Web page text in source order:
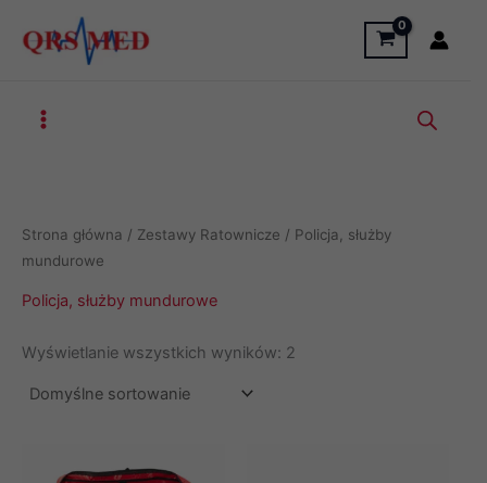
Strona główna / Zestawy Ratownicze / Policja, służby
mundurowe
Policja, służby mundurowe
Wyświetlanie wszystkich wyników: 2